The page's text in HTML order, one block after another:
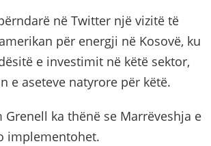
në Twitter një vizitë të
për energji në Kosovë, ku
e investimit në këtë sektor,
e aseteve natyrore për këtë.
Grenell ka thënë se Marrëveshja e
implementohet.